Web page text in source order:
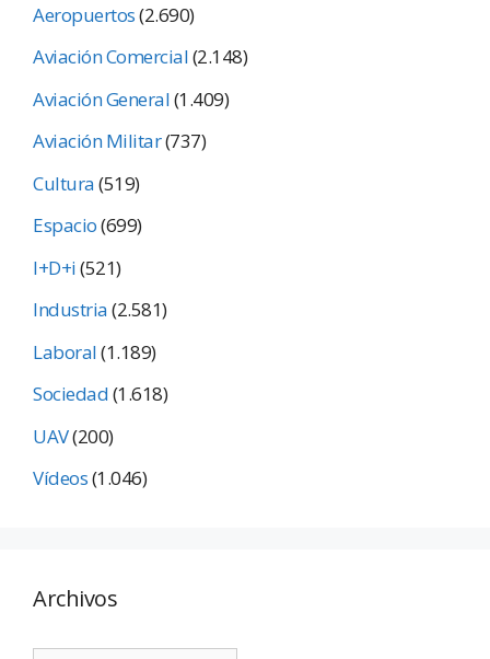
Aeropuertos(2.690)
Aviación Comercial(2.148)
Aviación General(1.409)
Aviación Militar(737)
Cultura(519)
Espacio(699)
I+D+i(521)
Industria(2.581)
Laboral(1.189)
Sociedad(1.618)
UAV(200)
Vídeos(1.046)
Archivos